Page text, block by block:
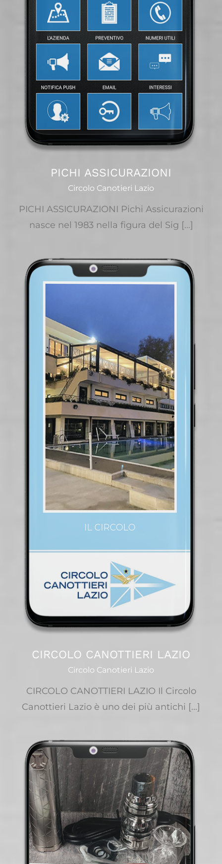
PICHI ASSICURAZIONI
PICHI ASSICURAZIONI
Circolo Canotieri Lazio
PICHI ASSICURAZIONI Pichi Assicurazioni
nasce nel 1983 nella figura del Sig [...]
CIRCOLO CANOTTIERI LAZIO
CIRCOLO CANOTTIERI LAZIO
Circolo Canotieri Lazio
CIRCOLO CANOTTIERI LAZIO Il Circolo
Canottieri Lazio è uno dei più antichi [...]